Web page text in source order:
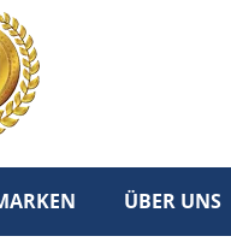
ÜBER UNS